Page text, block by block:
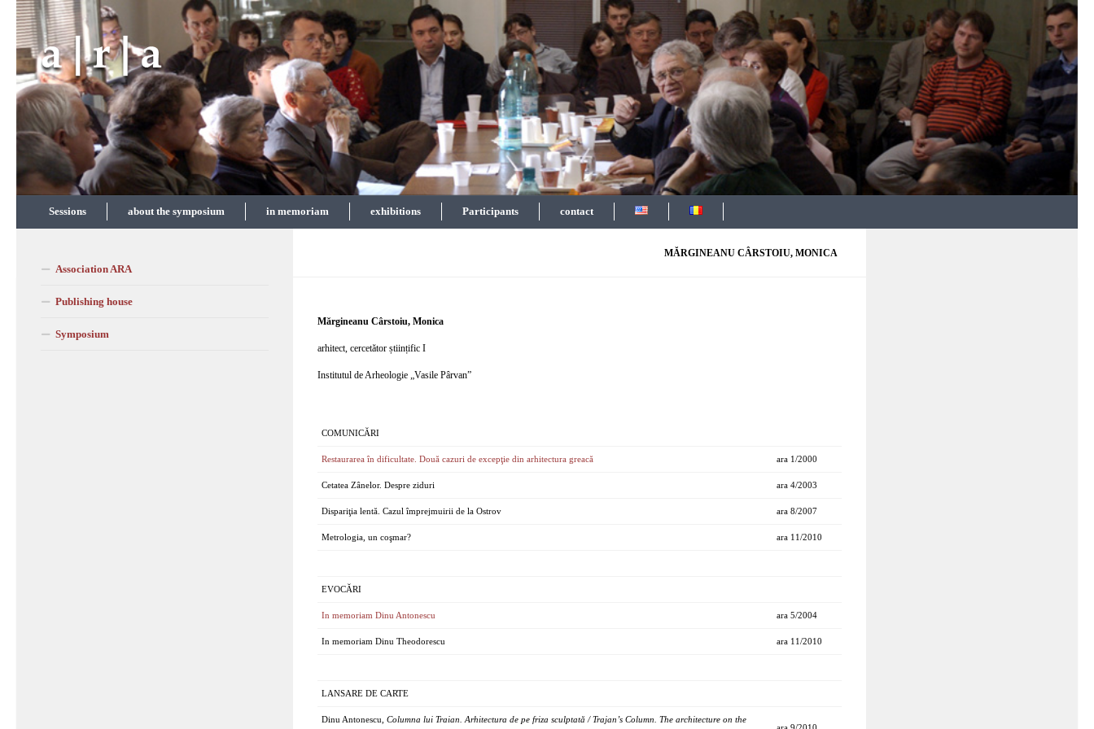
Skip to content
Sessions about the symposium in memoriam exhibitions Participants contact
MĂRGINEANU CÂRSTOIU, MONICA
Mărgineanu Cârstoiu, Monica
arhitect, cercetător științific I
Institutul de Arheologie „Vasile Pârvan”
COMUNICĂRI
Restaurarea în dificultate. Două cazuri de excepţie din arhitectura greacă ara 1/2000
Cetatea Zânelor. Despre ziduri ara 4/2003
Dispariţia lentă. Cazul împrejmuirii de la Ostrov ara 8/2007
Metrologia, un coşmar? ara 11/2010
EVOCĂRI
In memoriam Dinu Antonescu ara 5/2004
In memoriam Dinu Theodorescu ara 11/2010
LANSARE DE CARTE
Dinu Antonescu, Columna lui Traian. Arhitectura de pe friza sculptată / Trajan’s Column. The architecture on the
Association ARA
Publishing house
Symposium